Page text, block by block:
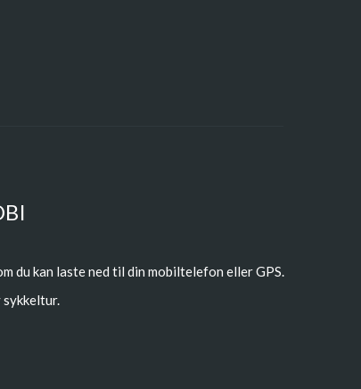
du kan laste ned til din mobiltelefon eller GPS.
sykkeltur.